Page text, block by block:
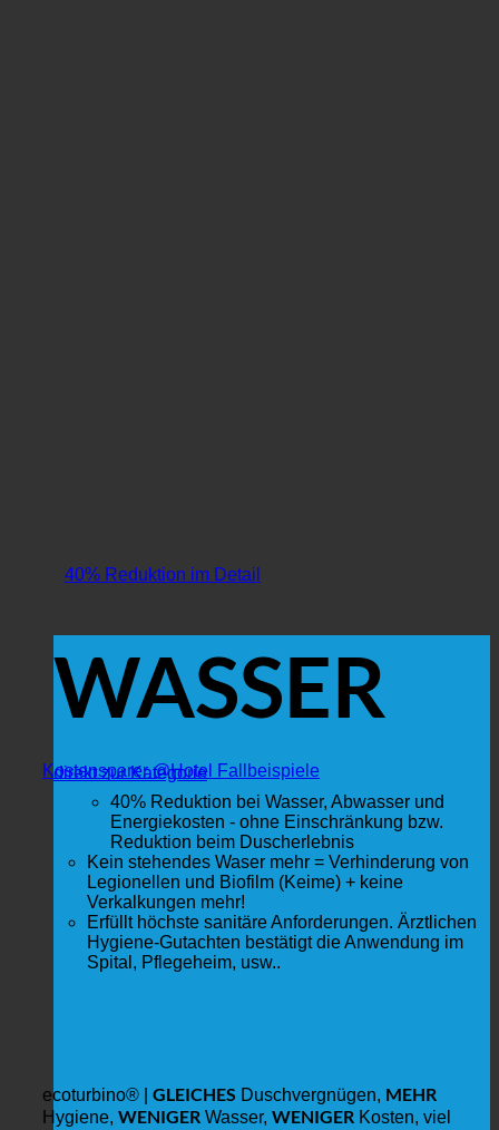
40% Reduktion im Detail
WASSER
direkt zur Kategorie
Kostensparer @Hotel Fallbeispiele
40% Reduktion bei Wasser, Abwasser und
Energiekosten - ohne Einschränkung bzw.
Reduktion beim Duscherlebnis
Kein stehendes Waser mehr = Verhinderung von
Legionellen und Biofilm (Keime) + keine
Verkalkungen mehr!
Erfüllt höchste sanitäre Anforderungen. Ärztlichen
Hygiene-Gutachten bestätigt die Anwendung im
Spital, Pflegeheim, usw..
ecoturbino® | GLEICHES Duschvergnügen, MEHR
Hygiene, WENIGER Wasser, WENIGER Kosten, viel